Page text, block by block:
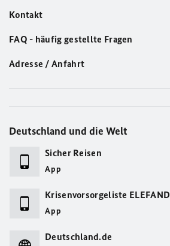
Kontakt
FAQ - häufig gestellte Fragen
Adresse / Anfahrt
Deutschland und die Welt
Sicher Reisen
App
Krisenvorsorgeliste ELEFAND
App
Deutschland.de